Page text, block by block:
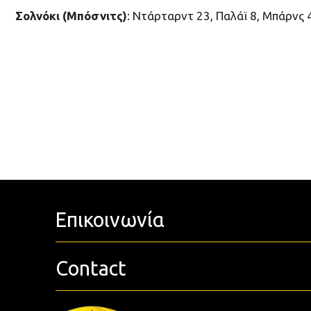
Σολνόκι (Μπόσνιτς): Ντάρταρντ 23, Παλάϊ 8, Μπάρνς
Επικοινωνία
Contact